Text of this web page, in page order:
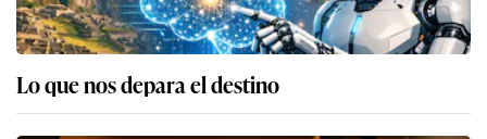
Lo que nos depara el destino